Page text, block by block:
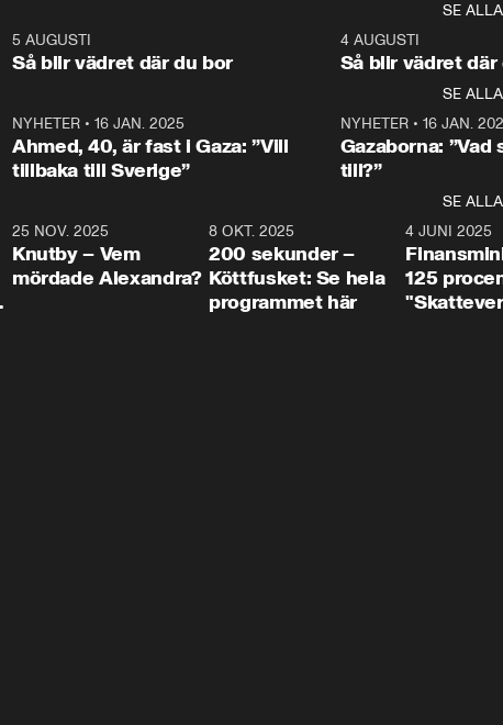
kommentator My
Rohwedder ställer
utbildnings- och
Mohamsson till svars.
Rohwedder ställer
statsminister Ulf Kristersson
avsnittet av
Makten”. Se
Aftonbladets
Rohwedder
Thand Ring
SE ALLA
5 AUGUSTI
Så blir vädret där du bor
4 AUGUSTI
Så blir vädret där
SE ALLA
NYHETER• 16 JAN. 2025
Ahmed, 40, är fast i Gaza: ”Vill
tillbaka till Sverige”
NYHETER• 16 JAN.
Gazaborna:
till?”
SE ALLA
31:05
25 NOV. 2025
Knutby – Vem
mördade Alexandra?
4:29
8 OKT. 2025
200 sekunder –
Köttfusket: Se hela
programmet här
4 JUNI 2025
125